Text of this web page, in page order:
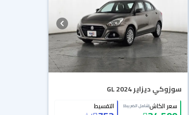
سوزوكي ديزاير GL 2024
سعر الكاش(شامل الضريبة) التقسيط